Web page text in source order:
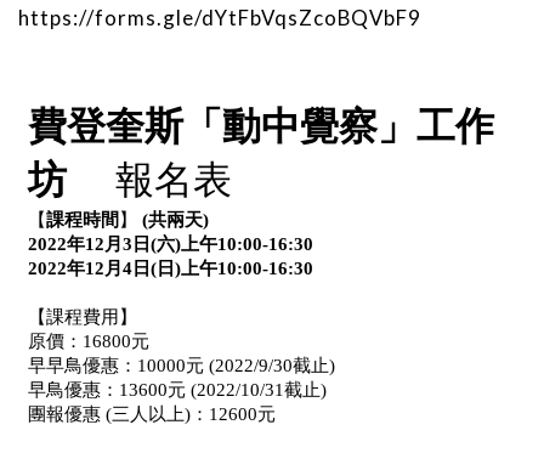
https://forms.gle/dYtFbVqsZcoBQVbF9